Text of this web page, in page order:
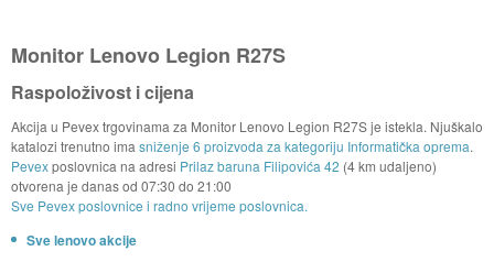
Monitor Lenovo Legion R27S
Raspoloživost i cijena
Akcija u Pevex trgovinama za Monitor Lenovo Legion R27S je istekla. Njuškalo
katalozi trenutno ima sniženje 6 proizvoda za kategoriju Informatička oprema.
Pevexposlovnica na adresi Prilaz baruna Filipovića 42 (4 km udaljeno)
otvorena je danas od 07:30 do 21:00
Sve Pevex poslovnice i radno vrijeme poslovnica.
Sve lenovo akcije